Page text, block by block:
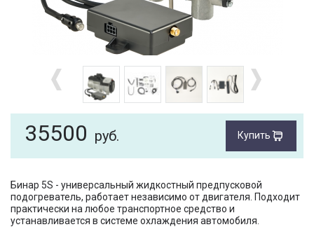
35500 руб. Купить
Бинар 5S - универсальный жидкостный предпусковой
подогреватель, работает независимо от двигателя. Подходит
практически на любое транспортное средство и
устанавливается в системе охлаждения автомобиля.